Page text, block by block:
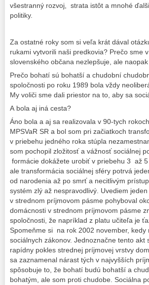
všestranný rozvoj, strata istôt a mnohé
politiky.
Za ostatné roky som si veľa krát dával
rukami vytvorili naši predkovia? Prečo sme
slovenského občana nezlepšuje, ale
Prečo bohatí sú bohatší a chudobní
spoločnosti po roku 1989 bola vždy
My voliči sme dali priestor na to, aby sa
A bola aj iná cesta?
Áno bola a aj sa realizovala v 90-tych
MPSVaR SR a bol som pri začiatkoch
v priebehu jedného roka stúpla
som pochopil zložitosť a vážnosť sociálnej
formácie dokážete urobiť v priebehu 3 až
ale transformácia sociálnej sféry potrvá
od narodenia až po smrť a necitlivým
systém zlý až nespravodlivý. Uvediem
v strednom príjmovom pásme pohyboval
domácnosti v strednom príjmovom pásme
spoločnosti, že napríklad z platu učiteľa je
Spomeňme si na rok 2002 november,
sociálnych zákonov. Jednoznačne tento
rapídny pokles strednej príjmovej vrstvy
sa zaznamenal nárast tých v najvyšších
spôsobuje to, že bohatí budú bohatší a
bohatým, ale som proti chudobe. Sociálna